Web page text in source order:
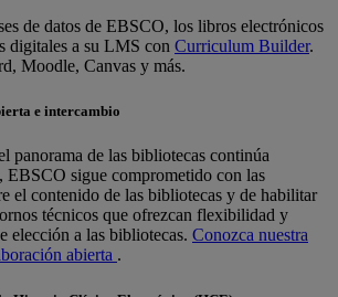
de datos de EBSCO, los libros electrónicos
digitales a su LMS con Curriculum Builder.
Moodle, Canvas y más.
e intercambio
panorama de las bibliotecas continúa
EBSCO sigue comprometido con las
el contenido de las bibliotecas y de habilitar
técnicos que ofrezcan flexibilidad y
elección a las bibliotecas. Conozca nuestra
abierta .